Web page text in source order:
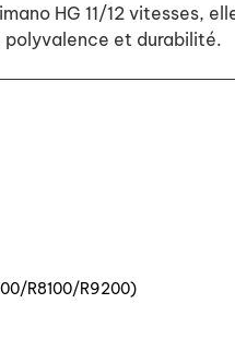
HG 11/12 vitesses,
polyvalence et durabilité.
R8100/R9200)